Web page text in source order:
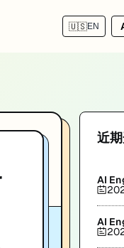
🇺🇸EN
Schumacher主讲。
近
AI
AI